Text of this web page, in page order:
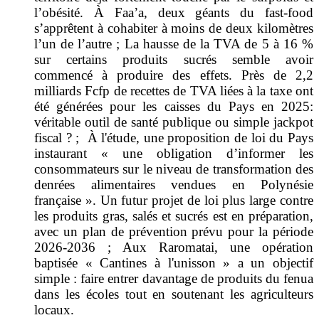
l’obésité. À Faa’a, deux géants du fast-food
s’apprêtent à cohabiter à moins de deux kilomètres
l’un de l’autre ; La hausse de la TVA de 5 à 16 %
sur certains produits sucrés semble avoir
commencé à produire des effets. Près de 2,2
milliards Fcfp de recettes de TVA liées à la taxe ont
été générées pour les caisses du Pays en 2025:
véritable outil de santé publique ou simple jackpot
fiscal ? ; À l'étude, une proposition de loi du Pays
instaurant « une obligation d’informer les
consommateurs sur le niveau de transformation des
denrées alimentaires vendues en Polynésie
française ». Un futur projet de loi plus large contre
les produits gras, salés et sucrés est en préparation,
avec un plan de prévention prévu pour la période
2026-2036 ; Aux Raromatai, une opération
baptisée « Cantines à l'unisson » a un objectif
simple : faire entrer davantage de produits du fenua
dans les écoles tout en soutenant les agriculteurs
locaux.